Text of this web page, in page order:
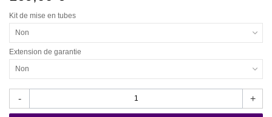
Kit de mise en tubes
Non
Extension de garantie
Non
- +